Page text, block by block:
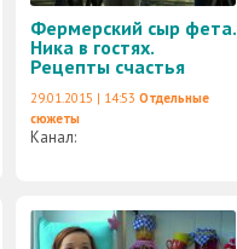
Фермерский сыр фета.
Ника в гостях.
Рецепты счастья
29.01.2015 | 14:53 Отдельные
сюжеты
Канал: